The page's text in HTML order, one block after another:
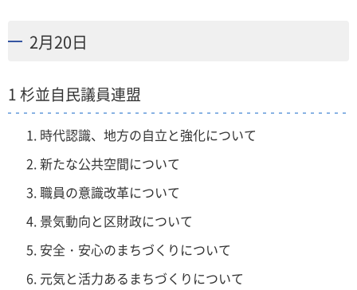
2月20日
1 杉並自民議員連盟
時代認識、地方の自立と強化について
新たな公共空間について
職員の意識改革について
景気動向と区財政について
安全・安心のまちづくりについて
元気と活力あるまちづくりについて